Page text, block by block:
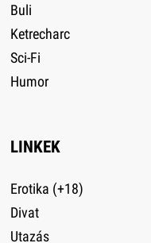
Buli
Ketrecharc
Sci-Fi
Humor
LINKEK
Erotika (+18)
Divat
Utazás